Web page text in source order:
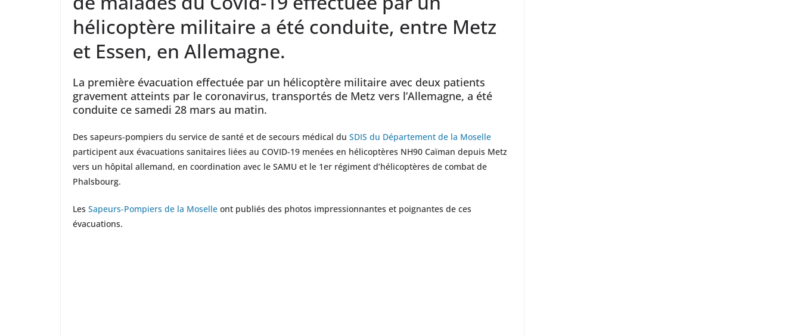
hélicoptère militaire a été conduite, entre Metz
et Essen, en Allemagne.
La première évacuation effectuée par un hélicoptère militaire avec deux patients
gravement atteints par le coronavirus, transportés de Metz vers l’Allemagne, a été
conduite ce samedi 28 mars au matin.
Des sapeurs-pompiers du service de santé et de secours médical du SDIS du Département de la Moselle
participent aux évacuations sanitaires liées au COVID-19 menées en hélicoptères NH90 Caïman depuis Metz
vers un hôpital allemand, en coordination avec le SAMU et le 1er régiment d’hélicoptères de combat de
Phalsbourg.
Les Sapeurs-Pompiers de la Moselle ont publiés des photos impressionnantes et poignantes de ces
évacuations.